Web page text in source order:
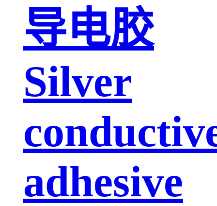
导电胶
Silver
adhesive